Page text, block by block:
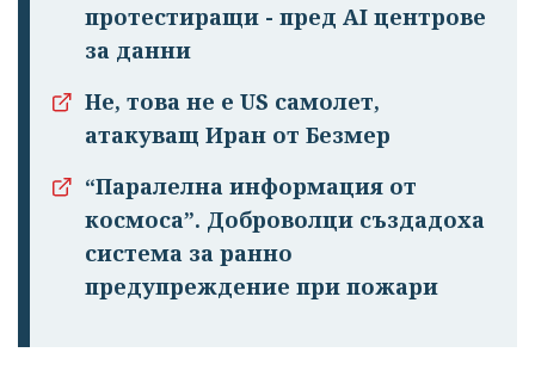
протестиращи - пред AI центрове
за данни
Не, това не е US самолет,
атакуващ Иран от Безмер
“Паралелна информация от
космоса”. Доброволци създадоха
система за ранно
предупреждение при пожари